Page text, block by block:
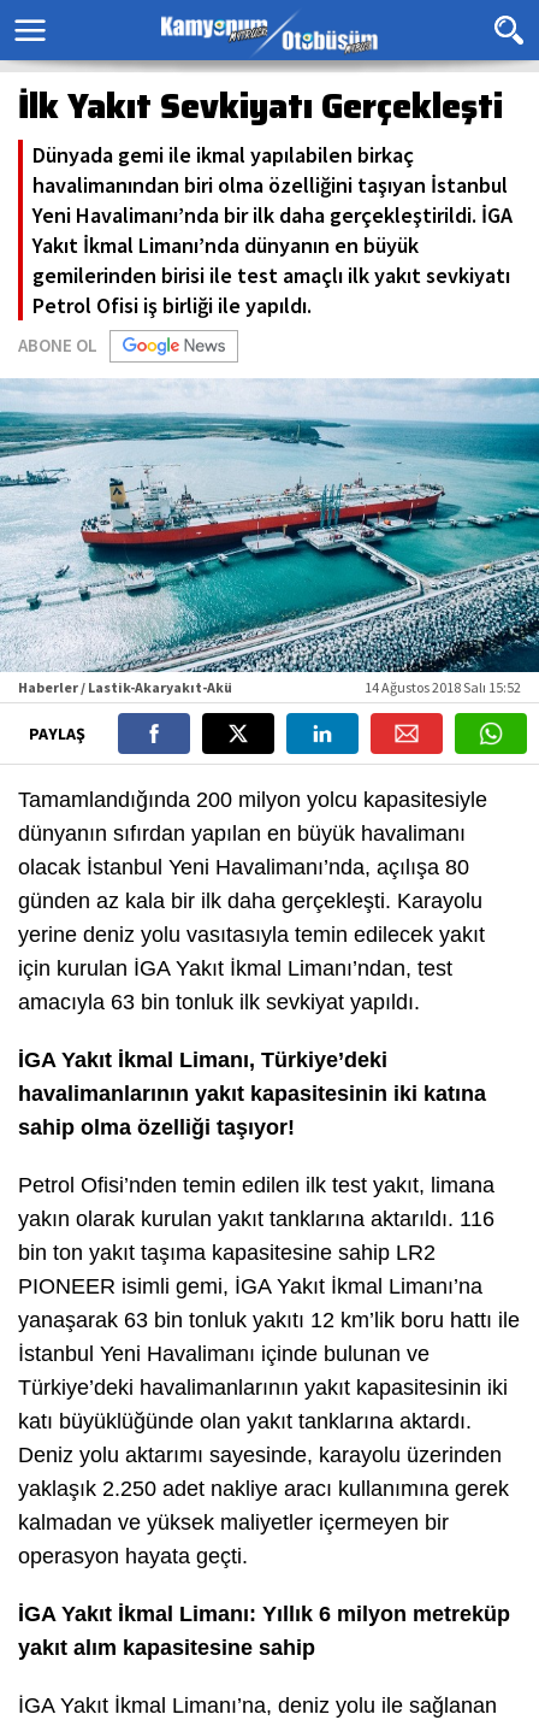
İlk Yakıt Sevkiyatı Gerçekleşti
Dünyada gemi ile ikmal yapılabilen birkaç
havalimanından biri olma özelliğini taşıyan İstanbul
Yeni Havalimanı’nda bir ilk daha gerçekleştirildi. İGA
Yakıt İkmal Limanı’nda dünyanın en büyük
gemilerinden birisi ile test amaçlı ilk yakıt sevkiyatı
Petrol Ofisi iş birliği ile yapıldı.
ABONE OL
Haberler / Lastik-Akaryakıt-Akü 14 Ağustos 2018 Salı 15:52
PAYLAŞ
Tamamlandığında 200 milyon yolcu kapasitesiyle
dünyanın sıfırdan yapılan en büyük havalimanı
olacak İstanbul Yeni Havalimanı’nda, açılışa 80
günden az kala bir ilk daha gerçekleşti. Karayolu
yerine deniz yolu vasıtasıyla temin edilecek yakıt
için kurulan İGA Yakıt İkmal Limanı’ndan, test
amacıyla 63 bin tonluk ilk sevkiyat yapıldı.
İGA Yakıt İkmal Limanı, Türkiye’deki
havalimanlarının yakıt kapasitesinin iki katına
sahip olma özelliği taşıyor!
Petrol Ofisi’nden temin edilen ilk test yakıt, limana
yakın olarak kurulan yakıt tanklarına aktarıldı. 116
bin ton yakıt taşıma kapasitesine sahip LR2
PIONEER isimli gemi, İGA Yakıt İkmal Limanı’na
yanaşarak 63 bin tonluk yakıtı 12 km’lik boru hattı ile
İstanbul Yeni Havalimanı içinde bulunan ve
Türkiye’deki havalimanlarının yakıt kapasitesinin iki
katı büyüklüğünde olan yakıt tanklarına aktardı.
Deniz yolu aktarımı sayesinde, karayolu üzerinden
yaklaşık 2.250 adet nakliye aracı kullanımına gerek
kalmadan ve yüksek maliyetler içermeyen bir
operasyon hayata geçti.
İGA Yakıt İkmal Limanı: Yıllık 6 milyon metreküp
yakıt alım kapasitesine sahip
İGA Yakıt İkmal Limanı’na, deniz yolu ile sağlanan